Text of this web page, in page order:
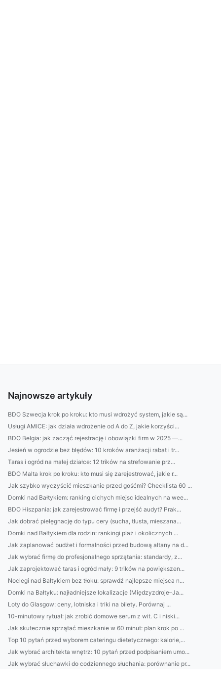
Najnowsze artykuły
BDO Szwecja krok po kroku: kto musi wdrożyć system, jakie są...
Usługi AMICE: jak działa wdrożenie od A do Z, jakie korzyści...
BDO Belgia: jak zacząć rejestrację i obowiązki firm w 2025 —...
Jesień w ogrodzie bez błędów: 10 kroków aranżacji rabat i tr...
Taras i ogród na małej działce: 12 trików na strefowanie prz...
BDO Malta krok po kroku: kto musi się zarejestrować, jakie r...
Jak szybko wyczyścić mieszkanie przed gośćmi? Checklista 60 ...
Domki nad Bałtykiem: ranking cichych miejsc idealnych na wee...
BDO Hiszpania: jak zarejestrować firmę i przejść audyt? Prak...
Jak dobrać pielęgnację do typu cery (sucha, tłusta, mieszana...
Domki nad Bałtykiem dla rodzin: rankingi plaż i okolicznych ...
Jak zaplanować budżet i formalności przed budową altany na d...
Jak wybrać firmę do profesjonalnego sprzątania: standardy, z...
Jak zaprojektować taras i ogród mały: 9 trików na powiększen...
Noclegi nad Bałtykiem bez tłoku: sprawdź najlepsze miejsca n...
Domki na Bałtyku: najładniejsze lokalizacje (Międzyzdroje–Ja...
Loty do Glasgow: ceny, lotniska i triki na bilety. Porównaj ...
10-minutowy rytuał: jak zrobić domowe serum z wit. C i niski...
Jak skutecznie sprzątać mieszkanie w 60 minut: plan krok po ...
Top 10 pytań przed wyborem cateringu dietetycznego: kalorie,...
Jak wybrać architekta wnętrz: 10 pytań przed podpisaniem umo...
Jak wybrać słuchawki do codziennego słuchania: porównanie pr...